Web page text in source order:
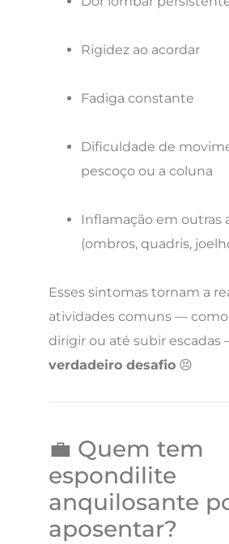
Rigidez ao acordar
Fadiga constante
Dificuldade de
pescoço ou a coluna
Inflamação em outras
(ombros, quadris,
Esses sintomas tornam a
atividades comuns — como
dirigir ou até subir escadas
verdadeiro desafio 😣
💼 Quem tem
espondilite
anquilosante
aposentar?